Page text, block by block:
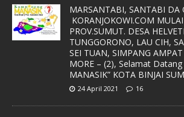
MARSANTABI, SANTABI DA
KORANJOKOWI.COM
PROV.SUMUT. DESA
TUNGGORONO, LAU CIH,
SEI TUAN, SIMPANG
MORE – (2), Selamat Datang
MANASIK” KOTA BINJAI
24 April 2021 16